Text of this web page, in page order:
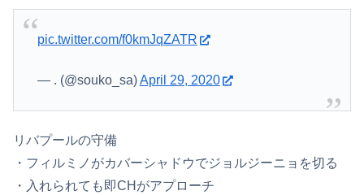
pic.twitter.com/f0kmJqZATR
— . (@souko_sa)April 29, 2020
リバプールの守備
・フィルミノがカバーシャドウでジョルジーニョを切る
・入れられても即CHがアプローチ